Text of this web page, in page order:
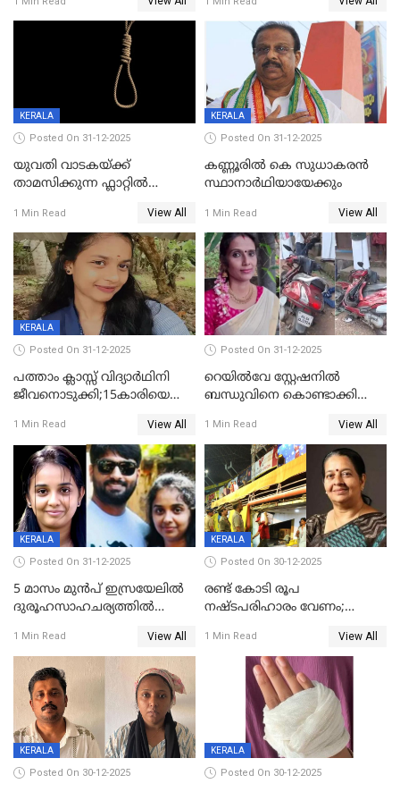
വധശ്രമക്കേസ് പ്രതി പിടിയിൽ
KERALA
Posted On 31-12-2025
യുവതി വാടകയ്ക്ക്
താമസിക്കുന്ന ഫ്ലാറ്റില്‍
സംഭവം കൈതപ്പൊയിലില്‍
1 Min Read View All
KERALA
Posted On 31-12-2025
കണ്ണൂരിൽ കെ സുധാകരൻ
സ്ഥാനാർഥിയായേക്കും
1 Min Read View All
KERALA
Posted On 31-12-2025
പത്താം ക്ലാസ്സ് വിദ്യാര്‍ഥിനി
ജീവനൊടുക്കി;15കാരിയെ
കിടപ്പുമുറിയില്‍ തൂങ്ങി മരിച്ച
നിലയിൽ
1 Min Read View All
Posted On 31-12-2025
റെയിൽവേ സ്റ്റേഷനിൽ
ബന്ധുവിനെ കൊണ്ടാക്കി
ലോറി സ്കൂട്ടറിൽ ഇടിച്ചു :
യുവതിക്ക് ദാരുണാന്ത്യം
1 Min Read View All
KERALA
Posted On 31-12-2025
5 മാസം മുൻപ് ഇസ്രയേലിൽ
ദുരൂഹസാഹചര്യത്തിൽ
മലയാളി യുവാവിന്റെ ഭാര്യയും
മരിച്ചു
1 Min Read View All
KERALA
Posted On 30-12-2025
രണ്ട് കോടി രൂപ
നഷ്ടപരിഹാരം വേണം;
നോട്ടീസയച്ച് ഉമാ തോമസ്
1 Min Read View All
KERALA
Posted On 30-12-2025
KERALA
Posted On 30-12-2025